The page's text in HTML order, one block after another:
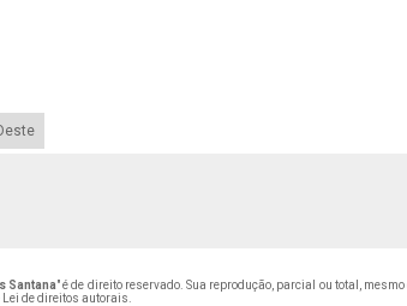
Santana" é de direito reservado. Sua reprodução, parcial ou total,
Lei de direitos autorais